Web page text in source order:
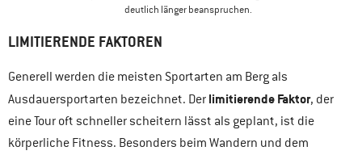
deutlich länger beanspruchen.
LIMITIERENDE FAKTOREN
Generell werden die meisten Sportarten am Berg als
Ausdauersportarten bezeichnet. Der limitierende Faktor, der
eine Tour oft schneller scheitern lässt als geplant, ist die
körperliche Fitness. Besonders beim Wandern und dem